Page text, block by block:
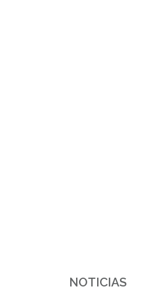
NOTICIAS